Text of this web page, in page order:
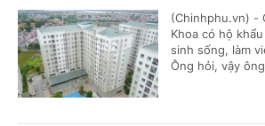
(Chinhphu.vn) -
Khoa có hộ
sinh sống, làm
Ông hỏi, vậy